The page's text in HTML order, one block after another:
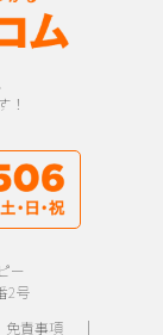
！
ー
2号
免責事項｜